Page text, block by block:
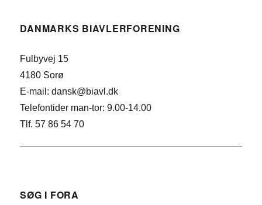
DANMARKS BIAVLERFORENING
Fulbyvej 15
4180 Sorø
E-mail: dansk@biavl.dk
Telefontider man-tor: 9.00-14.00
Tlf. 57 86 54 70
SØG I FORA